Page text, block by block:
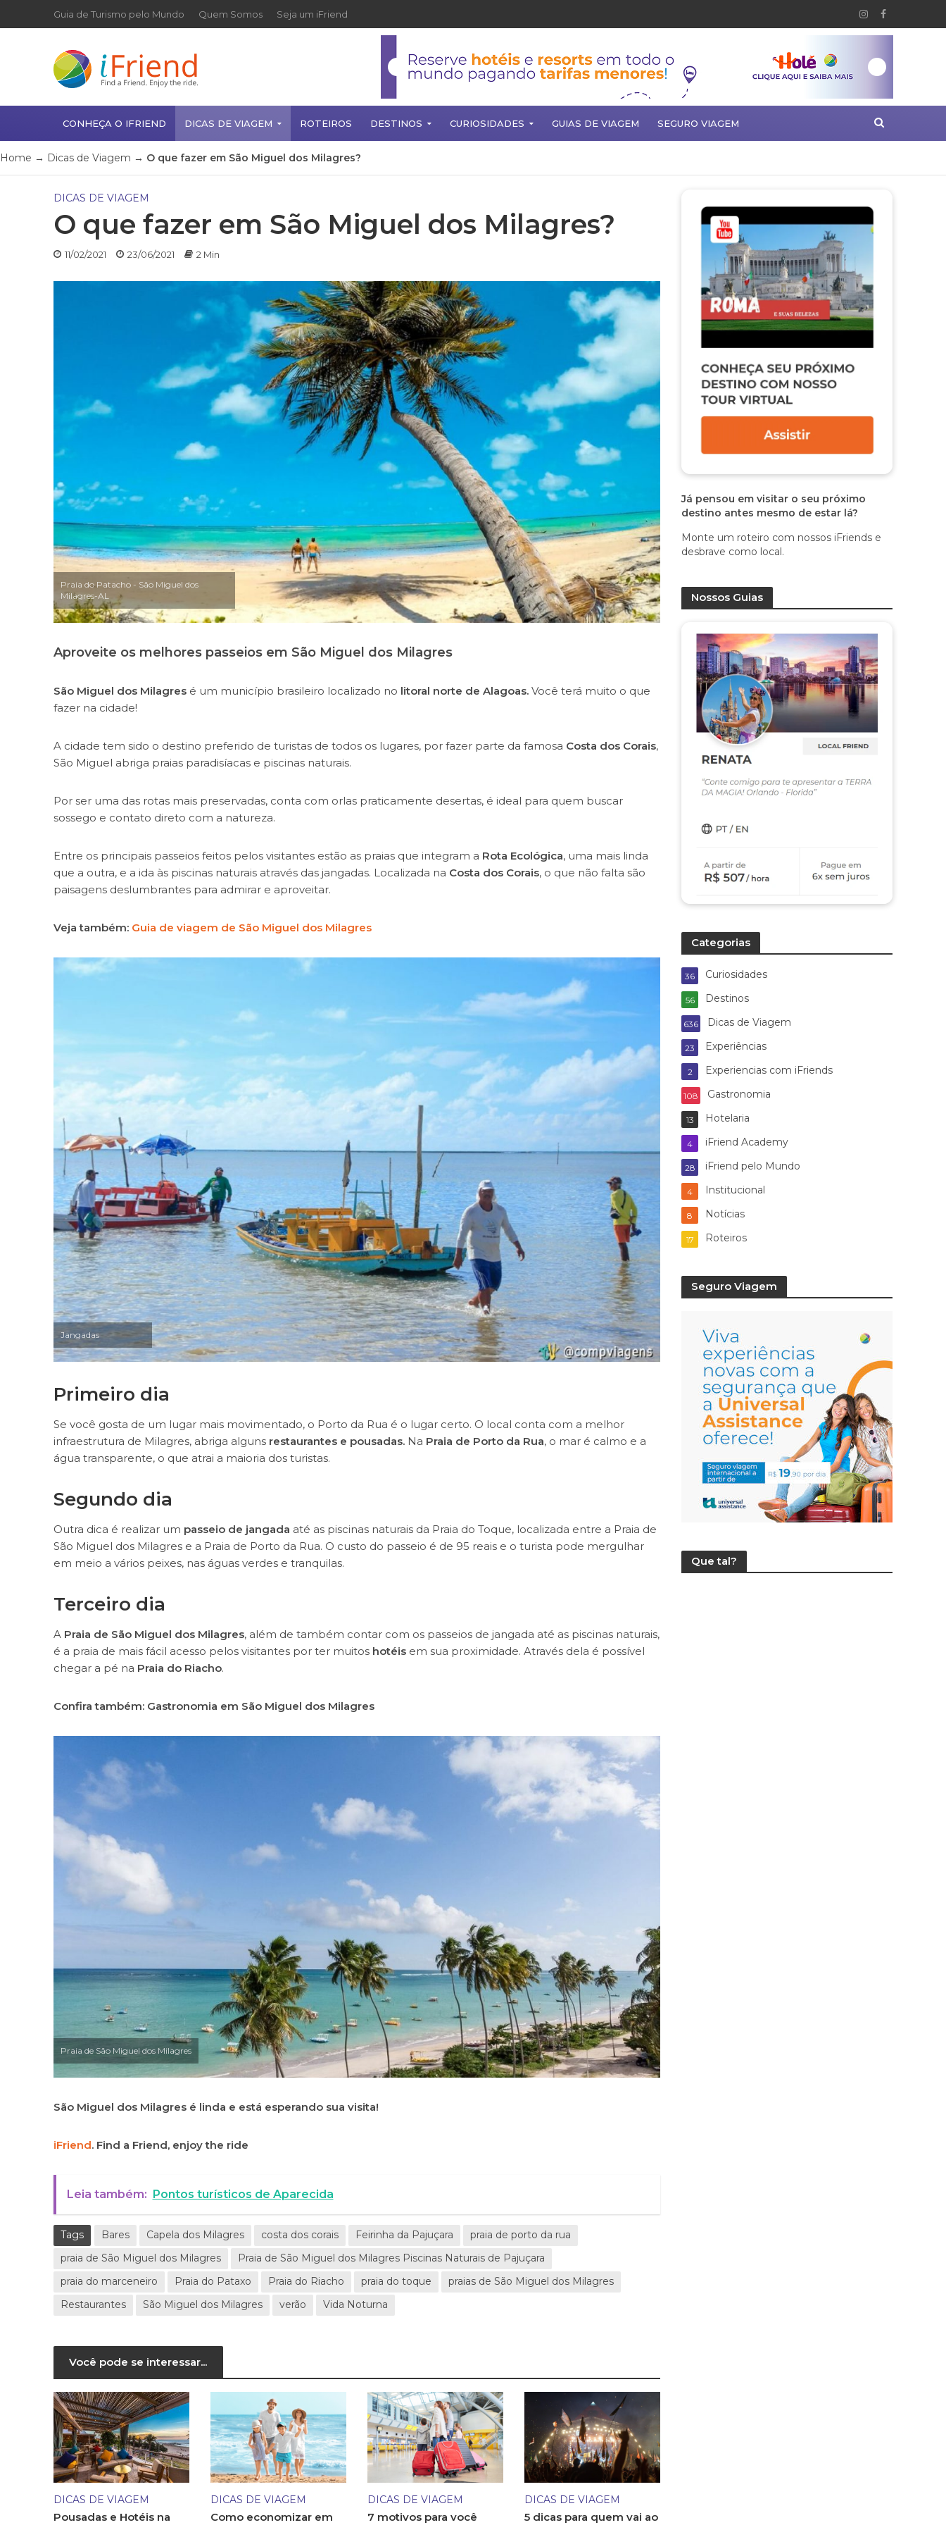
Guia de Turismo pelo Mundo Quem Somos Seja um iFriend
CONHEÇA O IFRIEND DICAS DE VIAGEM ROTEIROS DESTINOS CURIOSIDADES GUIAS DE VIAGEM SEGURO VIAGEM
Home → Dicas de Viagem → O que fazer em São Miguel dos Milagres?
DICAS DE VIAGEM
O que fazer em São Miguel dos Milagres?
11/02/2021 23/06/2021 2 Min
Praia do Patacho - São Miguel dos
Milagres-AL
Aproveite os melhores passeios em São Miguel dos Milagres
São Miguel dos Milagres é um município brasileiro localizado no litoral norte de Alagoas.Você terá muito o que
fazer na cidade!
A cidade tem sido o destino preferido de turistas de todos os lugares, por fazer parte da famosa Costa dos Corais,
São Miguel abriga praias paradisíacas e piscinas naturais.
Por ser uma das rotas mais preservadas, conta com orlas praticamente desertas, é ideal para quem buscar
sossego e contato direto com a natureza.
Entre os principais passeios feitos pelos visitantes estão as praias que integram a Rota Ecológica, uma mais linda
que a outra, e a ida às piscinas naturais através das jangadas. Localizada na Costa dos Corais, o que não falta são
paisagens deslumbrantes para admirar e aproveitar.
Veja também: Guia de viagem de São Miguel dos Milagres
Jangadas
Primeiro dia
Se você gosta de um lugar mais movimentado, o Porto da Rua é o lugar certo. O local conta com a melhor
infraestrutura de Milagres, abriga alguns restaurantes e pousadas.Na Praia de Porto da Rua, o mar é calmo e a
água transparente, o que atrai a maioria dos turistas.
Segundo dia
Outra dica é realizar um passeio de jangada até as piscinas naturais da Praia do Toque, localizada entre a Praia de
São Miguel dos Milagres e a Praia de Porto da Rua. O custo do passeio é de 95 reais e o turista pode mergulhar
em meio a vários peixes, nas águas verdes e tranquilas.
Terceiro dia
APraia de São Miguel dos Milagres, além de também contar com os passeios de jangada até as piscinas naturais,
é a praia de mais fácil acesso pelos visitantes por ter muitos hotéis em sua proximidade. Através dela é possível
chegar a pé na Praia do Riacho.
Confira também: Gastronomia em São Miguel dos Milagres
Praia de São Miguel dos Milagres
São Miguel dos Milagres é linda e está esperando sua visita!
iFriend. Find a Friend, enjoy the ride
Leia também: Pontos turísticos de Aparecida
Tags Bares Capela dos Milagres costa dos corais Feirinha da Pajuçara
praia de porto da rua
praia de São Miguel dos Milagres
Praia de São Miguel dos Milagres Piscinas Naturais de Pajuçara
praia do marceneiro
Praia do Pataxo Praia do Riacho praia do toque
praias de São Miguel dos Milagres
Restaurantes
São Miguel dos Milagres verão Vida Noturna
Você pode se interessar...
DICAS DE VIAGEM
Pousadas e Hotéis na
DICAS DE VIAGEM
Como economizar em
DICAS DE VIAGEM
7 motivos para você
DICAS DE VIAGEM
5 dicas para quem vai ao
Já pensou em visitar o seu próximo
destino antes mesmo de estar lá?
Monte um roteiro com nossos iFriends e
desbrave como local.
Nossos Guias
Categorias
Curiosidades
36
Destinos
56
Dicas de Viagem
636
Experiências
23
Experiencias com iFriends
2
Gastronomia
108
Hotelaria
13
iFriend Academy
4
iFriend pelo Mundo
28
Institucional
4
Notícias
8
Roteiros
17
Seguro Viagem
Que tal?